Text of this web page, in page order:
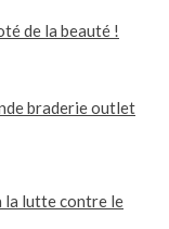
de la beauté !
braderie outlet
la lutte contre le